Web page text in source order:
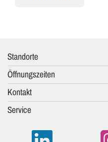
Standorte
Öffnungszeiten
Kontakt
Service